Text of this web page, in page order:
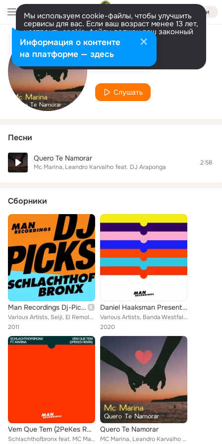
Войти
Мы используем cookie-файлы, чтобы улучшить
сервисы для вас. Если ваш возраст менее 13 лет,
настроить cookie-файлы должен ваш законный
представитель. Больше информации
Разрешить все Настроить
Исполнитель
Mc Marina
Слушать
Песни
Quero Te Namorar
Mc Marina Leandro Karvalho feat. DJ Araponga
2:58
Сборники
Man Recordings Dj-Picks #1 - Schlachthofbronx
Various Artists, Seiji, El Remolón, Crookers, Ku Bo, Daniel Haaksman, Edu K, Genghis Clan, Isa GT, Schlachthofbronx feat. Mr. Ca...
2011
Daniel Haaksman Presents: 15 Years of Man Recordings
Various Artists, Banda Westfalica, Bert On Beats, Feadz, She´s Drunk, Ku Bo, Daniel Haaksman, Edu K, Uproot Andy, Schlachthofbro...
2020
Vem Que Tem (2PeKes Remix)
Schlachthofbronx feat. MC Marina
Quero Te Namorar
MC Marina, Leandro Karvalho feat. DJ Araponga
Информация о контенте
на платформе — здесь